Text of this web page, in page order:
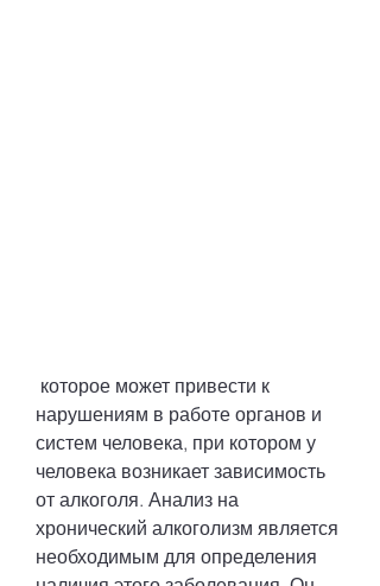
нарушениям в работе органов и
систем человека, при котором у
человека возникает зависимость
от алкоголя. Анализ на
хронический алкоголизм является
необходимым для определения